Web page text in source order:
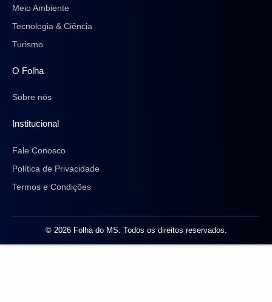
Meio Ambiente
Tecnologia & Ciência
Turismo
O Folha
Sobre nós
Institucional
Fale Conosco
Política de Privacidade
Termos e Condições
© 2026 Folha do MS. Todos os direitos reservados.